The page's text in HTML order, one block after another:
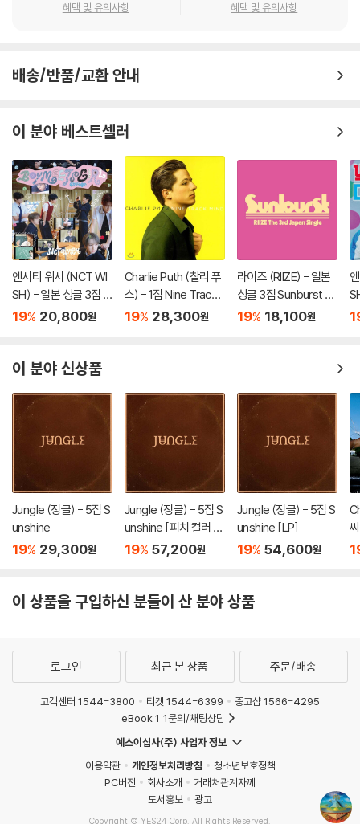
혜택 및 유의사항 혜택 및 유의사항
배송/반품/교환 안내
이 분야 베스트셀러
엔시티 위시 (NCT WI
SH) - 일본 싱글 3집 Y
O-I-DON! / BOY ME
19% 20,800원
Charlie Puth (찰리 푸
스) - 1집 Nine Track
Mind [LP]
19% 28,300원
라이즈 (RIIZE) - 일본
싱글 3집 Sunburst [I
NITIAL PRESS]
19% 18,100원
이 분야 신상품
Jungle (정글) - 5집 S
unshine
19% 29,300원
Jungle (정글) - 5집 S
unshine [피치 컬러 L
P]
19% 57,200원
Jungle (정글) - 5집 S
unshine [LP]
19% 54,600원
이 상품을 구입하신 분들이 산 분야 상품
로그인 최근 본 상품 주문/배송
고객센터 1544-3800 티켓 1544-6399
중고샵 1566-4295
eBook 1:1문의/채팅상담
예스이십사(주) 사업자 정보
이용약관
개인정보처리방침
청소년보호정책
PC버전
회사소개
거래처관계자께
도서홍보
광고
Copyright © YES24 Corp. All Rights Reserved.